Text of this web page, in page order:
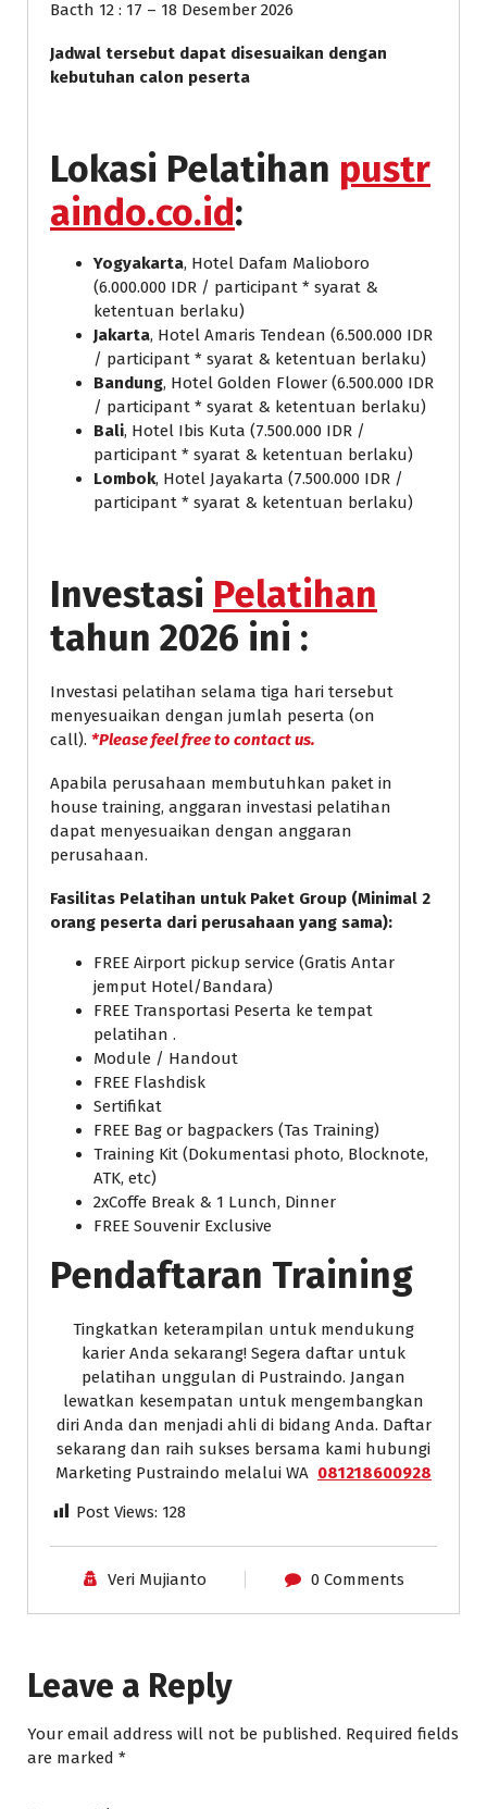
Bacth 12 : 17 – 18 Desember 2026
Jadwal tersebut dapat disesuaikan dengan
kebutuhan calon peserta
Lokasi Pelatihan pustr
aindo.co.id:
Yogyakarta, Hotel Dafam Malioboro
(6.000.000 IDR / participant * syarat &
ketentuan berlaku)
Jakarta, Hotel Amaris Tendean (6.500.000 IDR
/ participant * syarat & ketentuan berlaku)
Bandung, Hotel Golden Flower (6.500.000 IDR
/ participant * syarat & ketentuan berlaku)
Bali, Hotel Ibis Kuta (7.500.000 IDR /
participant * syarat & ketentuan berlaku)
Lombok, Hotel Jayakarta (7.500.000 IDR /
participant * syarat & ketentuan berlaku)
Investasi Pelatihan
tahun 2026 ini :
Investasi pelatihan selama tiga hari tersebut
menyesuaikan dengan jumlah peserta (on
call). *Please feel free to contact us.
Apabila perusahaan membutuhkan paket in
house training, anggaran investasi pelatihan
dapat menyesuaikan dengan anggaran
perusahaan.
Fasilitas Pelatihan untuk Paket Group (Minimal 2
orang peserta dari perusahaan yang sama):
FREE Airport pickup service (Gratis Antar
jemput Hotel/Bandara)
FREE Transportasi Peserta ke tempat
pelatihan .
Module / Handout
FREE Flashdisk
Sertifikat
FREE Bag or bagpackers (Tas Training)
Training Kit (Dokumentasi photo, Blocknote,
ATK, etc)
2xCoffe Break & 1 Lunch, Dinner
FREE Souvenir Exclusive
Pendaftaran Training
Tingkatkan keterampilan untuk mendukung
karier Anda sekarang! Segera daftar untuk
pelatihan unggulan di Pustraindo. Jangan
lewatkan kesempatan untuk mengembangkan
diri Anda dan menjadi ahli di bidang Anda. Daftar
sekarang dan raih sukses bersama kami hubungi
Marketing Pustraindo melalui WA 081218600928
Post Views: 128
Veri Mujianto 0 Comments
Leave a Reply
Your email address will not be published. Required fields
are marked *